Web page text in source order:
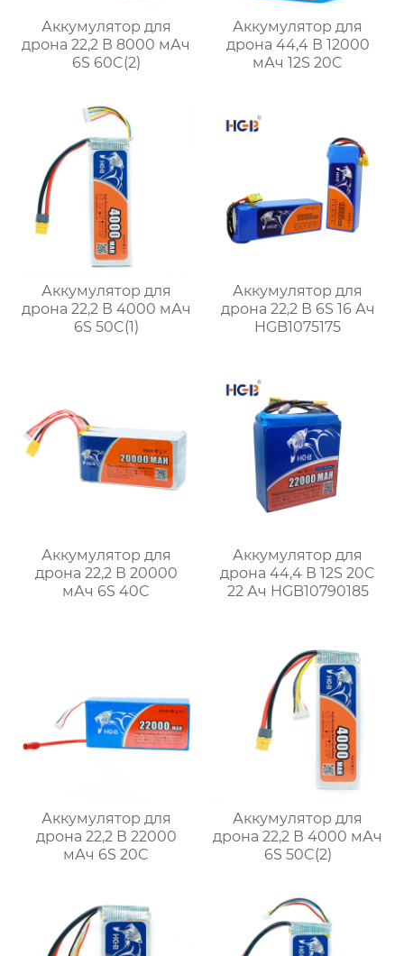
Аккумулятор для
дрона 22,2 В 8000 мАч
6S 60C(2)
Аккумулятор для
дрона 44,4 В 12000
мАч 12S 20C
Аккумулятор для
дрона 22,2 В 4000 мАч
6S 50C(1)
Аккумулятор для
дрона 22,2 В 6S 16 Ач
HGB1075175
Аккумулятор для
дрона 22,2 В 20000
мАч 6S 40C
Аккумулятор для
дрона 44,4 В 12S 20C
22 Ач HGB10790185
Аккумулятор для
дрона 22,2 В 22000
мАч 6S 20C
Аккумулятор для
дрона 22,2 В 4000 мАч
6S 50C(2)